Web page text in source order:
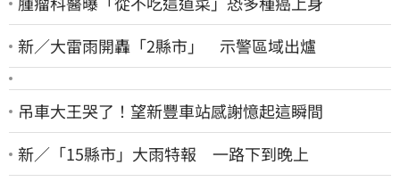
新／大雷雨開轟「2縣市」 示警區域出爐
吊車大王哭了！望新豐車站感謝憶起這瞬間
新／「15縣市」大雨特報 一路下到晚上